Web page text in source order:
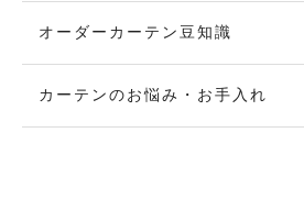
オーダーカーテン豆知識
カーテンのお悩み・お手入れ